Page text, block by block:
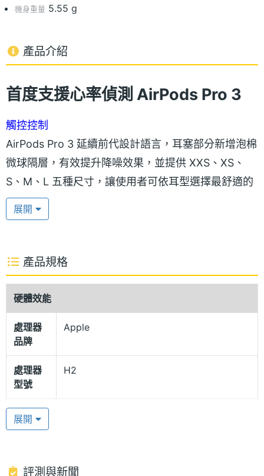
機身重量 5.55 g
產品介紹
首度支援心率偵測 AirPods Pro 3
觸控控制
AirPods Pro 3 延續前代設計語言，耳塞部分新增泡棉
微球隔層，有效提升降噪效果，並提供 XXS、XS、
S、M、L 五種尺寸，讓使用者可依耳型選擇最舒適的
配戴方式。耳機柄搭載「觸控控制」，操作直覺便
利：向上或向下滑動可調整音量，輕按一次即可播
式降噪」與「適應性通透模式」間切換，帶來更靈活
的使用體驗。
IP57 防塵防水
AirPods Pro 3 單耳機可連續播放音樂 8 小時，搭配
分鐘即可聆聽 1 小時音樂。充電盒內建 Apple U2 晶
片，支援精確尋找功能，可透過內建揚聲器發出提示
音尋找充電盒位置，並會提醒電量過低或配對完成。
充電盒同時具備 IP57 防塵防水等級，側邊設有掛繩
充電。
展開
產品規格
硬體效能
處理器
品牌
Apple
處理器
型號
H2
單機使
用時間
盒使用
展開
評測與新聞